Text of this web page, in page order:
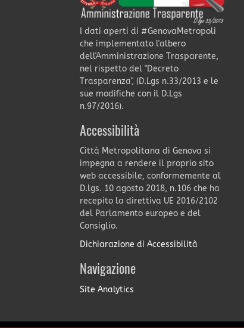
I dati aperti di #GenovaMetropoli
che implementato l'albero
dell'Amministrazione Trasparente,
nel rispetto del "Decreto
Trasparenza", (D.Lgs n.33/2013 e le
sue modifiche con il D.Lgs
n.97/2016).
Accessibilità
Città Metropolitana di Genova si
impegna a rendere il proprio sito
web accessibile, conformemente al
D.lgs. 10 agosto 2018, n.106 che ha
recepito la direttiva UE 2016/2102
del Parlamento europeo e del
Consiglio.
Dichiarazione di Accessibilità
Navigazione
Site Analytics